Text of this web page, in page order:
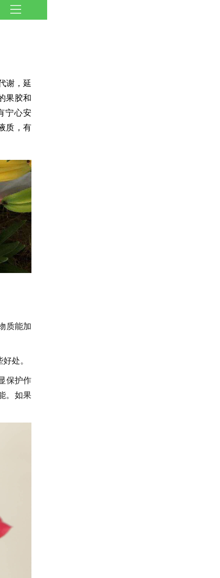
谢，延
果胶和
宁心安
质，有
质能加
处。
保护作
。如果